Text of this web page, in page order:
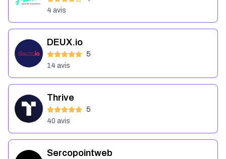
4 avis
DEUX.io
5
14 avis
Thrive
5
40 avis
Sercopointweb